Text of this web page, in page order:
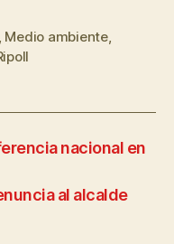
, Medio ambiente,
nacional en
al alcalde